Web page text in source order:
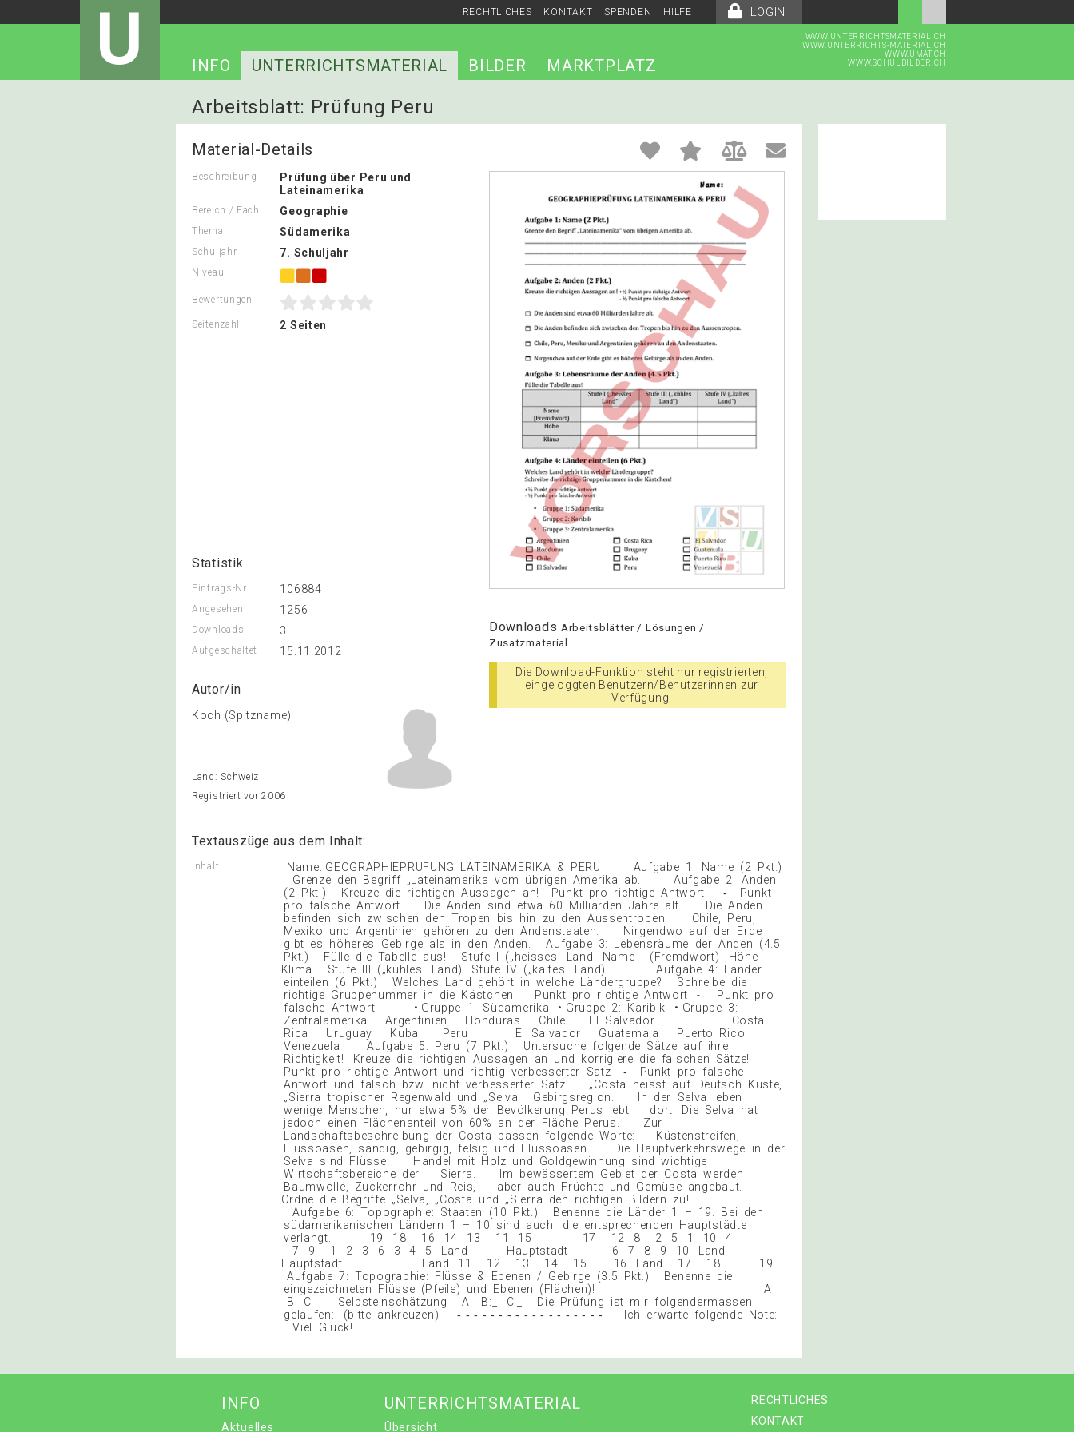
LOGIN
RECHTLICHES KONTAKT SPENDEN HILFE
U
WWW.UNTERRICHTSMATERIAL.CH
WWW.UNTERRICHTS-MATERIAL.CH
WWW.UMAT.CH
WWW.SCHULBILDER.CH
INFO UNTERRICHTSMATERIAL BILDER MARKTPLATZ
Arbeitsblatt: Prüfung Peru
Material-Details
Beschreibung
Prüfung über Peru und
Lateinamerika
Bereich / Fach Geographie
Thema Südamerika
Schuljahr 7. Schuljahr
Niveau
Bewertungen
Seitenzahl 2 Seiten
Statistik
Eintrags-Nr. 106884
Angesehen 1256
Downloads 3
Aufgeschaltet 15.11.2012
Autor/in
Koch (Spitzname)
Land: Schweiz
Registriert vor 2006
Downloads Arbeitsblätter / Lösungen /
Zusatzmaterial
Die Download-Funktion steht nur registrierten,
eingeloggten Benutzern/Benutzerinnen zur
Verfügung.
Textauszüge aus dem Inhalt:
Inhalt
Name: GEOGRAPHIEPRÜFUNG LATEINAMERIKA & PERU Aufgabe 1: Name (2 Pkt.)
Grenze den Begriff „Lateinamerika vom übrigen Amerika ab. Aufgabe 2: Anden
(2 Pkt.) Kreuze die richtigen Aussagen an! Punkt pro richtige Antwort -‐ Punkt
pro falsche Antwort Die Anden sind etwa 60 Milliarden Jahre alt. Die Anden
befinden sich zwischen den Tropen bis hin zu den Aussentropen. Chile, Peru,
Mexiko und Argentinien gehören zu den Andenstaaten. Nirgendwo auf der Erde
gibt es höheres Gebirge als in den Anden. Aufgabe 3: Lebensräume der Anden (4.5
Pkt.) Fülle die Tabelle aus! Stufe I („heisses Land Name (Fremdwort) Höhe
Klima Stufe III („kühles Land) Stufe IV („kaltes Land) Aufgabe 4: Länder
einteilen (6 Pkt.) Welches Land gehört in welche Ländergruppe? Schreibe die
richtige Gruppenummer in die Kästchen! Punkt pro richtige Antwort -‐ Punkt pro
falsche Antwort • Gruppe 1: Südamerika • Gruppe 2: Karibik • Gruppe 3:
Zentralamerika Argentinien Honduras Chile El Salvador Costa
Rica Uruguay Kuba Peru El Salvador Guatemala Puerto Rico
Venezuela Aufgabe 5: Peru (7 Pkt.) Untersuche folgende Sätze auf ihre
Richtigkeit! Kreuze die richtigen Aussagen an und korrigiere die falschen Sätze!
Punkt pro richtige Antwort und richtig verbesserter Satz -‐ Punkt pro falsche
Antwort und falsch bzw. nicht verbesserter Satz „Costa heisst auf Deutsch Küste,
„Sierra tropischer Regenwald und „Selva Gebirgsregion. In der Selva leben
wenige Menschen, nur etwa 5% der Bevölkerung Perus lebt dort. Die Selva hat
jedoch einen Flächenanteil von 60% an der Fläche Perus. Zur
Landschaftsbeschreibung der Costa passen folgende Worte: Küstenstreifen,
Flussoasen, sandig, gebirgig, felsig und Flussoasen. Die Hauptverkehrswege in der
Selva sind Flüsse. Handel mit Holz und Goldgewinnung sind wichtige
Wirtschaftsbereiche der Sierra. Im bewässertem Gebiet der Costa werden
Baumwolle, Zuckerrohr und Reis, aber auch Früchte und Gemüse angebaut.
Ordne die Begriffe „Selva, „Costa und „Sierra den richtigen Bildern zu!
Aufgabe 6: Topographie: Staaten (10 Pkt.) Benenne die Länder 1 – 19. Bei den
südamerikanischen Ländern 1 – 10 sind auch die entsprechenden Hauptstädte
verlangt. 19 18 16 14 13 11 15 17 12 8 2 5 1 10 4
7 9 1 2 3 6 3 4 5 Land Hauptstadt 6 7 8 9 10 Land
Hauptstadt Land 11 12 13 14 15 16 Land 17 18 19
Aufgabe 7: Topographie: Flüsse & Ebenen / Gebirge (3.5 Pkt.) Benenne die
eingezeichneten Flüsse (Pfeile) und Ebenen (Flächen)! A
B C Selbsteinschätzung A: B:_ C:_ Die Prüfung ist mir folgendermassen
gelaufen: (bitte ankreuzen) -‐-‐-‐-‐-‐-‐-‐-‐-‐-‐-‐-‐-‐-‐-‐-‐-‐-‐ Ich erwarte folgende Note:
Viel Glück!
RECHTLICHES
KONTAKT
INFO
Aktuelles
UNTERRICHTSMATERIAL
Übersicht